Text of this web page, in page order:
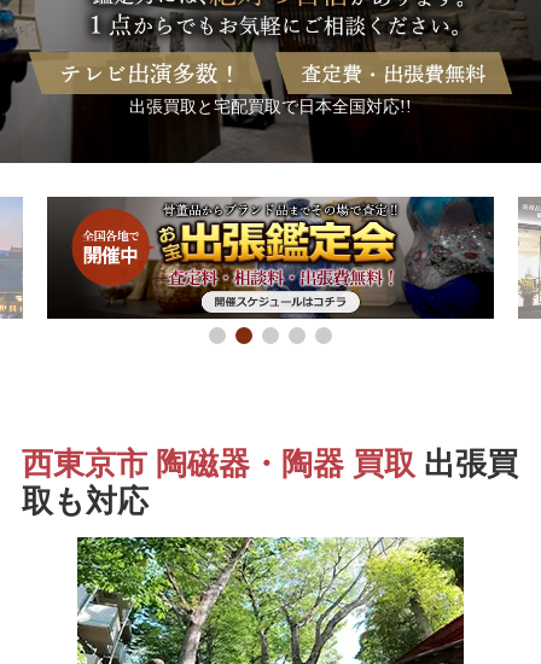
出張買取と宅配買取で日本全国対応!!
西東京市 陶磁器・陶器 買取 出張買
取も対応